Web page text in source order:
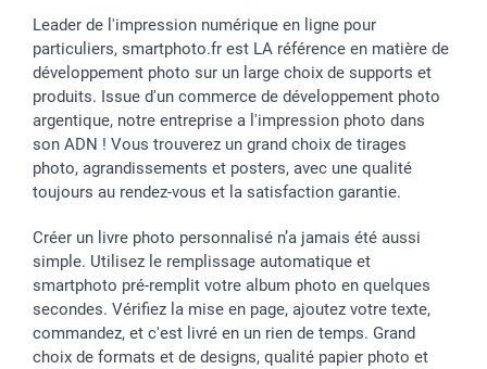
Leader de l'impression numérique en ligne pour
particuliers, smartphoto.fr est LA référence en matière de
développement photo sur un large choix de supports et
produits. Issue d'un commerce de développement photo
argentique, notre entreprise a l'impression photo dans
son ADN ! Vous trouverez un grand choix de tirages
photo, agrandissements et posters, avec une qualité
toujours au rendez-vous et la satisfaction garantie.
Créer un livre photo personnalisé n’a jamais été aussi
simple. Utilisez le remplissage automatique et
smartphoto pré-remplit votre album photo en quelques
secondes. Vérifiez la mise en page, ajoutez votre texte,
commandez, et c'est livré en un rien de temps. Grand
choix de formats et de designs, qualité papier photo et